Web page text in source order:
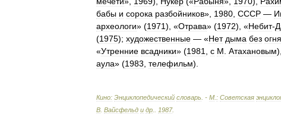
бабы и сорока разбойников», 1980 СССР —
археологи» (1971), «Отрава» (1972), «Небит-
(1975); художественные — «Нет дыма без огня
«Утренние всадники» (1981 с М Атахановым
аула» (1983 телефильм).
Кино: Энциклопедический словарь . - М : Советская
В Вайсфельд и др 1987.